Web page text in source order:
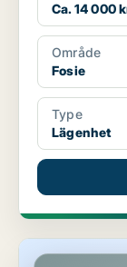
Ca. 14 000
Område
Fosie
Type
Lägenhet
Lägenhet i Fosie